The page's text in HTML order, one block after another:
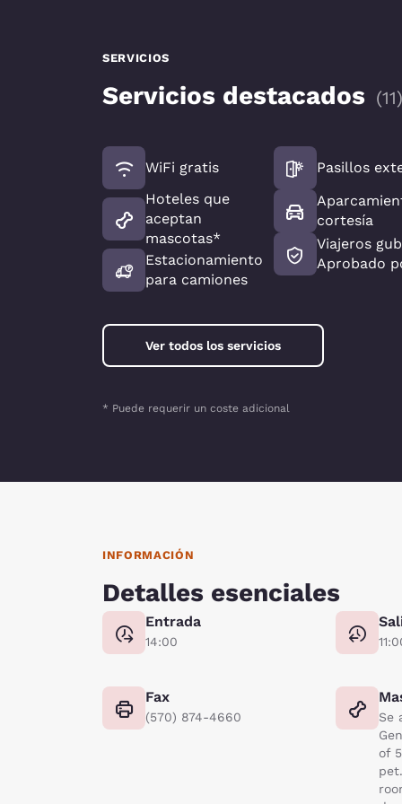
SERVICIOS
Servicios destacados (11)
WiFi gratis
Hoteles que
aceptan
mascotas*
Estacionamiento
para camiones
Pasillos
cortesía
Viajeros
Aprobado
Ver todos los servicios
* Puede requerir un coste adicional
INFORMACIÓN
Detalles esenciales
Entrada
14:00
Fax
(570) 874-4660
Se
of